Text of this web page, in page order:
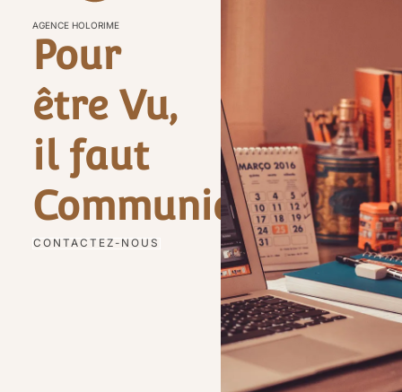
AGENCE HOLORIME
Pour
être Vu,
il faut
Communiquer
CONTACTEZ-NOUS